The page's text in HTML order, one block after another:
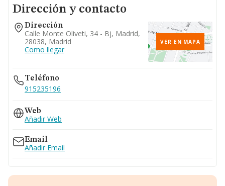
Dirección y contacto
Dirección
Calle Monte Oliveti, 34 - Bj, Madrid,
28038, Madrid
Como llegar
VER EN MAPA
Teléfono
915235196
Web
Añadir Web
Email
Añadir Email